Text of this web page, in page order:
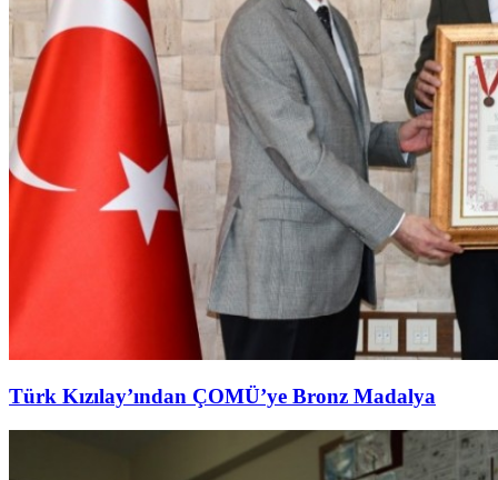
Türk Kızılay’ından ÇOMÜ’ye Bronz Madalya